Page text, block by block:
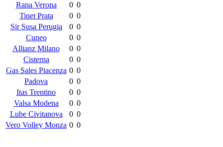
Rana Verona
0 0
Tinet Prata
0 0
Sir Susa Perugia
0 0
Cuneo
0 0
Allianz Milano
0 0
Cisterna
0 0
Gas Sales Piacenza 0 0
Padova
0 0
Itas Trentino
0 0
Valsa Modena
0 0
Lube Civitanova
0 0
Vero Volley Monza 0 0